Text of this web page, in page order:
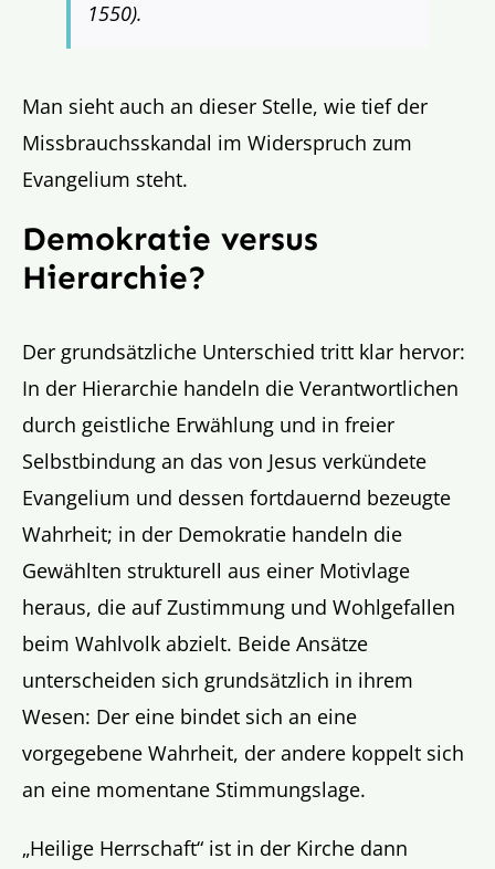
1550).
Man sieht auch an dieser Stelle, wie tief der
Missbrauchsskandal im Widerspruch zum
Evangelium steht.
Demokratie versus
Hierarchie?
Der grundsätzliche Unterschied tritt klar hervor:
In der Hierarchie handeln die Verantwortlichen
durch geistliche Erwählung und in freier
Selbstbindung an das von Jesus verkündete
Evangelium und dessen fortdauernd bezeugte
Wahrheit; in der Demokratie handeln die
Gewählten strukturell aus einer Motivlage
heraus, die auf Zustimmung und Wohlgefallen
beim Wahlvolk abzielt. Beide Ansätze
unterscheiden sich grundsätzlich in ihrem
Wesen: Der eine bindet sich an eine
vorgegebene Wahrheit, der andere koppelt sich
an eine momentane Stimmungslage.
„Heilige Herrschaft“ ist in der Kirche dann